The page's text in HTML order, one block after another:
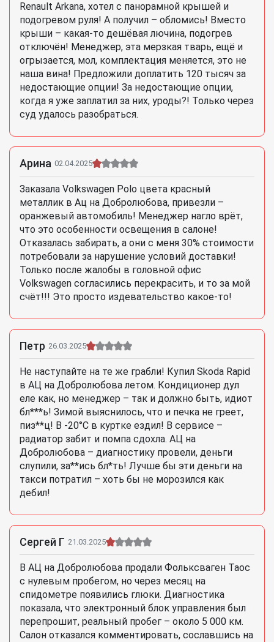
Renault Arkana, хотел с панорамной крышей и
подогревом руля! А получил – обломись! Вместо
крыши – какая-то дешёвая лючина, подогрев
отключён! Менеджер, эта мерзкая тварь, ещё и
огрызается, мол, комплектация меняется, это не
наша вина! Предложили доплатить 120 тысяч за
недостающие опции! За недостающие опции,
когда я уже заплатил за них, уроды?! Только через
суд удалось разобраться.
Арина 02.04.2025
Заказала Volkswagen Polo цвета красный
металлик в Ац на Добролюбова, привезли –
оранжевый автомобиль! Менеджер нагло врёт,
что это особенности освещения в салоне!
Отказалась забирать, а они с меня 30% стоимости
потребовали за нарушение условий доставки!
Только после жалобы в головной офис
Volkswagen согласились перекрасить, и то за мой
счёт!!! Это просто издевательство какое-то!
Петр 26.03.2025
Не наступайте на те же грабли! Купил Skoda Rapid
в АЦ на Добролюбова летом. Кондиционер дул
еле как, но менеджер – так и должно быть, идиот
бл***ь! Зимой выяснилось, что и печка не греет,
пиз**ц! В -20°C в куртке ездил! В сервисе –
радиатор забит и помпа сдохла. АЦ на
Добролюбова – диагностику провели, деньги
слупили, за**ись бл*ть! Лучше бы эти деньги на
такси потратил – хоть бы не морозился как
дебил!
Сергей Г 21.03.2025
В АЦ на Добролюбова продали Фольксваген Таос
с нулевым пробегом, но через месяц на
спидометре появились глюки. Диагностика
показала, что электронный блок управления был
перепрошит, реальный пробег – около 5 000 км.
Салон отказался комментировать, сославшись на